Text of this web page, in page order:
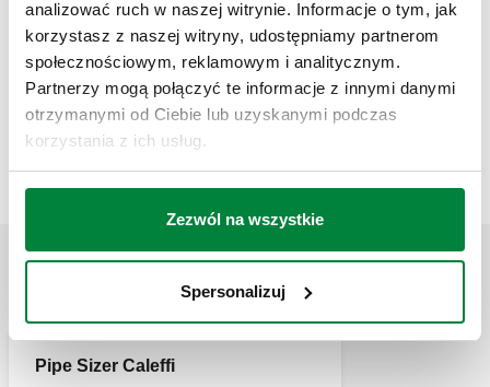
analizować ruch w naszej witrynie. Informacje o tym, jak
korzystasz z naszej witryny, udostępniamy partnerom
społecznościowym, reklamowym i analitycznym.
Partnerzy mogą połączyć te informacje z innymi danymi
otrzymanymi od Ciebie lub uzyskanymi podczas
korzystania z ich usług.
Zezwól na wszystkie
Spersonalizuj
serii 5453 DIRTMAGPLUS.
SCIP code
96a6e147-495e-4b76-8ac8-
0bff511aaf78
Pokaż
Skopiuj
F49474/GR Filtr normalnej pracy (szary)
Pipe Sizer Caleffi